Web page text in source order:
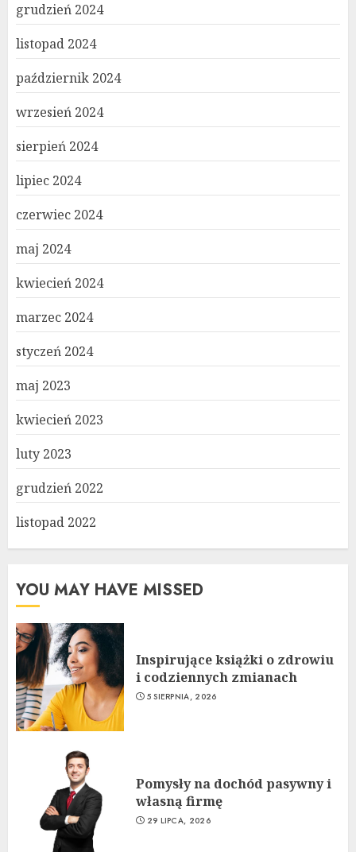
grudzień 2024
listopad 2024
październik 2024
wrzesień 2024
sierpień 2024
lipiec 2024
czerwiec 2024
maj 2024
kwiecień 2024
marzec 2024
styczeń 2024
maj 2023
kwiecień 2023
luty 2023
grudzień 2022
listopad 2022
YOU MAY HAVE MISSED
Inspirujące książki o zdrowiu
i codziennych zmianach
5 SIERPNIA, 2026
Pomysły na dochód pasywny i
własną firmę
29 LIPCA, 2026